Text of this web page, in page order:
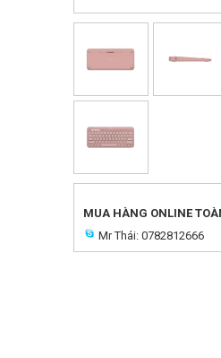
MUA HÀNG ONLINE
Mr Thái: 0782812666